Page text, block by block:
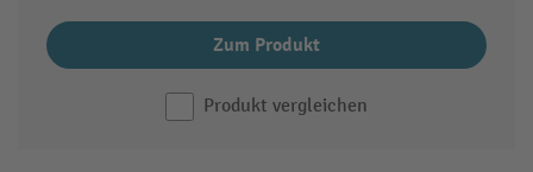
Zum Produkt
Produkt vergleichen